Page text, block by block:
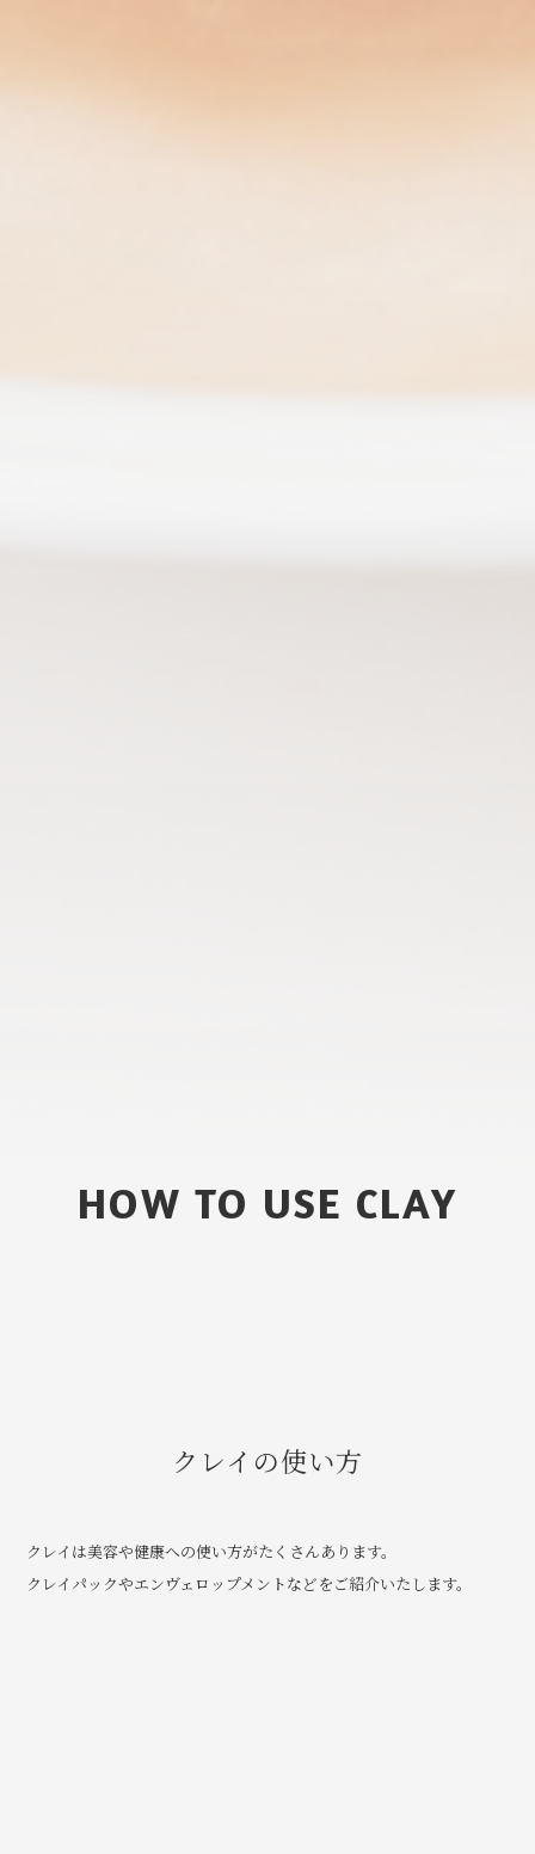
HOW TO USE CLAY
クレイの使い方
クレイは美容や健康への使い方がたくさんあります。
クレイパックやエンヴェロップメントなどをご紹介いたします。